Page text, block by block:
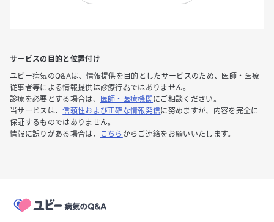
サービスの目的と位置付け
ユビー病気のQ&Aは、情報提供を目的としたサービスのため、医師・医療
従事者等による情報提供は診療行為ではありません。
診療を必要とする場合は、
医師・医療機関 にご相談ください。
当サービスは、信頼性および正確な情報発信に努めますが、内容を完全に
保証するものではありません。
情報に誤りがある場合は、
こちら からご連絡をお願いいたします。